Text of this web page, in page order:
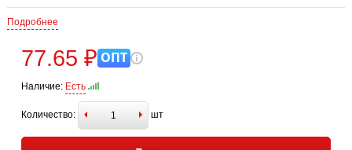
Подробнее
77.65 ₽ ОПТ
Наличие: Есть
Количество: шт